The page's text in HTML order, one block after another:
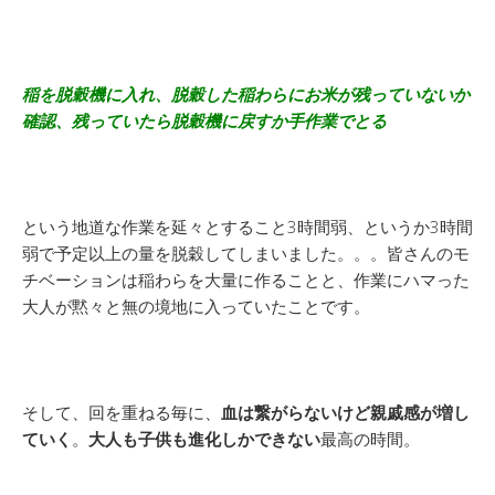
稲を脱穀機に入れ、脱穀した稲わらにお米が残っていないか
確認、残っていたら脱穀機に戻すか手作業でとる
という地道な作業を延々とすること3時間弱、というか3時間
弱で予定以上の量を脱穀してしまいました。。。皆さんのモ
チベーションは稲わらを大量に作ることと、作業にハマった
大人が黙々と無の境地に入っていたことです。
そして、回を重ねる毎に、 血は繋がらないけど親戚感が増し
ていく 。 大人も子供も進化しかできない最高の時間。